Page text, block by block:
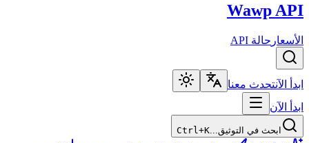
Wawp API
الأسعار حالة API
ابدأ الآنتحدث معنا
ابدأ الآن
ابحث في التوثيق... Ctrl+K